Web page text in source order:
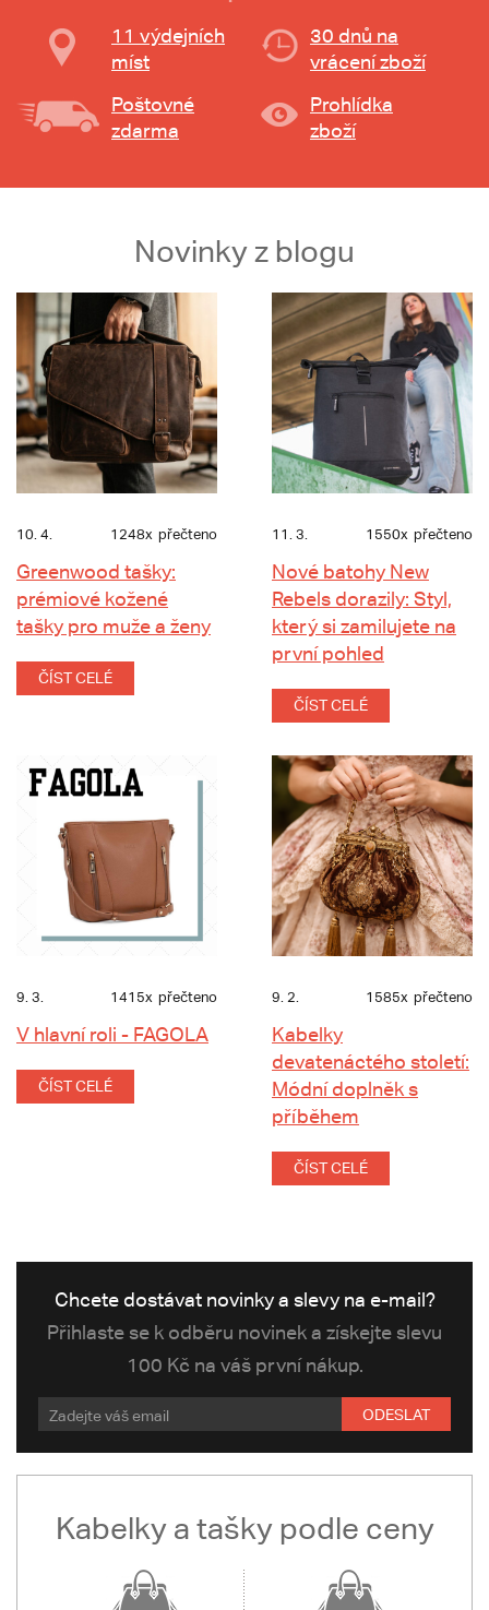
11 výdejních
míst
30 dnů na
vrácení zboží
Poštovné
zdarma
Prohlídka
zboží
Novinky z blogu
10. 4. 1248x přečteno
Greenwood tašky:
prémiové kožené
tašky pro muže a ženy
ČÍST CELÉ
11. 3. 1550x přečteno
Nové batohy New
Rebels dorazily: Styl,
který si zamilujete na
první pohled
ČÍST CELÉ
9. 3. 1415x přečteno
V hlavní roli - FAGOLA
ČÍST CELÉ
9. 2. 1585x přečteno
Kabelky
devatenáctého století:
Módní doplněk s
příběhem
ČÍST CELÉ
Chcete dostávat novinky a slevy na e-mail?
Přihlaste se k odběru novinek a získejte slevu
100 Kč na váš první nákup.
ODESLAT
Kabelky a tašky podle ceny